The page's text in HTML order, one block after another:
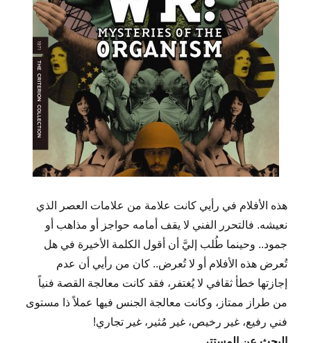
هذه الأفلام في رأيي كانت علامة من علامات العصر الذي
نعيشه. فالتحرر الفني لا يقف أمامه حواجز أو مذاهب أو
جمود.. وحينما طُلب إليَّ أن أقول الكلمة الأخيرة في هل
تُعرض هذه الأفلام أو لا تُعرض.. كان من رأيي أن عدم
إجازتها خطأ ثقافي لا يُغتفر، فقد كانت معالجة القصة فنياً
من طراز ممتاز، وكانت معالجة الجنس فيها عملاً ذا مستوى
فني رفيع، غير رخيص، غير مُثير، غير تجاري!